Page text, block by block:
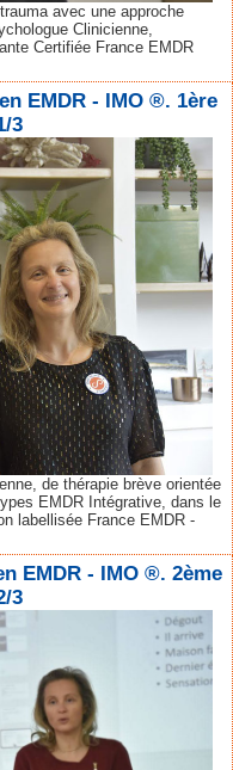
avec une approche
Clinicienne,
Certifiée France EMDR
EMDR - IMO ®. 1ère
3
de thérapie brève orientée
EMDR Intégrative, dans le
labellisée France EMDR -
EMDR - IMO ®. 2ème
3